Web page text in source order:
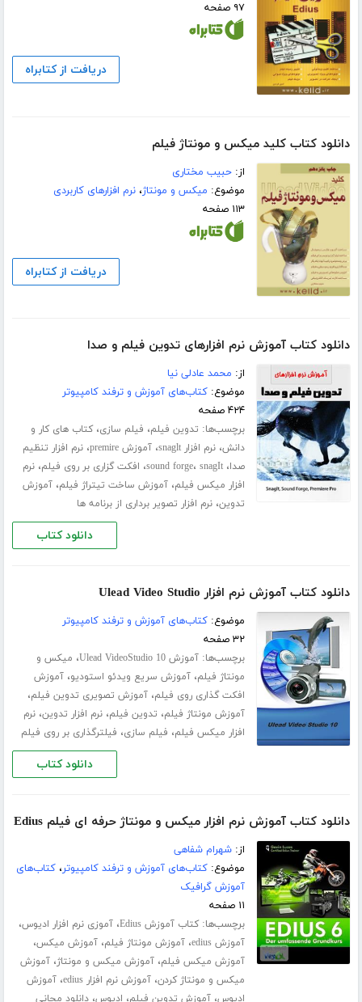
۹۷ صفحه
دریافت از کتابراه
دانلود کتاب کلید میکس و مونتاژ فیلم
از:حبیب مختاری
موضوع: میکس و مونتاژ،نرم افزارهای کاربردی
۱۱۳ صفحه
دریافت از کتابراه
دانلود کتاب آموزش نرم افزارهای تدوین فیلم و صدا
از: محمد عادلی نیا
موضوع:کتاب‌های آموزش و ترفند کامپیوتر
۴۲۴ صفحه
برچسب‌ها: تدوین فیلم، فیلم سازی،کتاب های کار و
دانش،نرم افزار snaglt ،آموزش premire ،نرم افزار تنظیم
صدا، sound forge، snagIt ، افکت گزاری بر روی فیلم،نرم
افزار میکس فیلم،آموزش ساخت تیتراژ فیلم،آموزش
تدوین،نرم افزار تصویر برداری از برنامه ها
دانلود کتاب
دانلود کتاب آموزش نرم افزار Ulead Video Studio
موضوع:کتاب‌های آموزش و ترفند کامپیوتر
۳۲ صفحه
برچسب‌ها:آموزش Ulead VideoStudio 10 ، میکس و
مونتاژ فیلم،آموزش سریع ویدئو استودیو،آموزش
افکت گذاری روی فیلم،آموزش تصویری تدوین فیلم،
آموزش مونتاژ فیلم، تدوین فیلم،نرم افزار تدوین،نرم
افزار میکس فیلم، فیلم سازی، فیلترگذاری بر روی فیلم
دانلود کتاب
دانلود کتاب آموزش نرم افزار میکس و مونتاژ حرفه ای فیلم Edius
از:شهرام شفاهی
موضوع:کتاب‌های آموزش و ترفند کامپیوتر،کتاب‌های
آموزش گرافیک
۱۱ صفحه
برچسب‌ها:کتاب آموزش Edius ،آموزی نرم افزار ادیوس،
آموزش edius ،آموزش مونتاژ فیلم،آموزش میکس،
آموزش میکس فیلم،آموزش میکس و مونتاژ،آموزش
میکس و مونتاژ کردن،آموزش نرم افزار edius ،آموزش
ادیوس،آموزش تدوین فیلم، ادیوس،دانلود مجانی